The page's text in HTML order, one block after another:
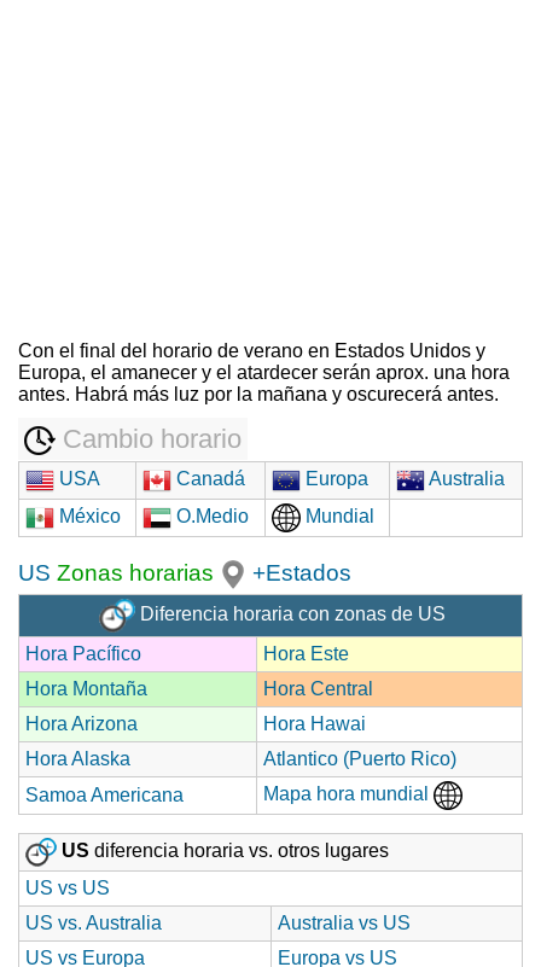
Con el final del horario de verano en Estados Unidos y
Europa, el amanecer y el atardecer serán aprox. una hora
antes. Habrá más luz por la mañana y oscurecerá antes.
Cambio horario
USA Canadá Europa
Australia
México
O.Medio Mundial
US Zonas horarias +Estados
Diferencia horaria con zonas de US
Hora Pacífico
Hora Este
Hora Montaña
Hora Central
Hora Arizona
Hora Hawai
Hora Alaska
Atlantico (Puerto Rico)
Samoa Americana
Mapa hora mundial
US diferencia horaria vs. otros lugares
US vs US
US vs. Australia
Australia vs US
US vs Europa
Europa vs US